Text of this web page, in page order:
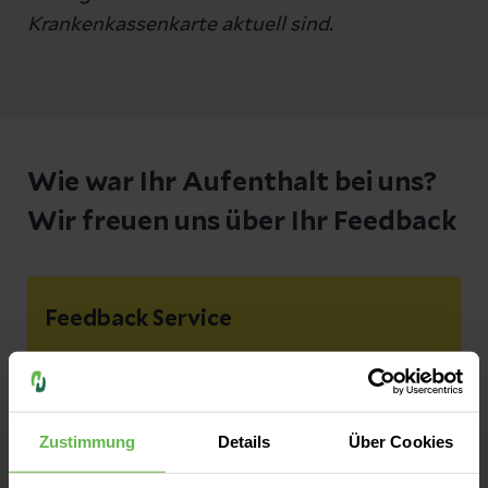
Zustimmung Details Über Cookies
Krankenkassenkarte aktuell sind.
Wie war Ihr Aufenthalt bei uns?
Wir freuen uns über Ihr Feedback
Feedback Service
Ihre Meinung ist uns wichtig – geben Sie
uns ein Feedback!
Wir freuen uns über Ihre Nachricht